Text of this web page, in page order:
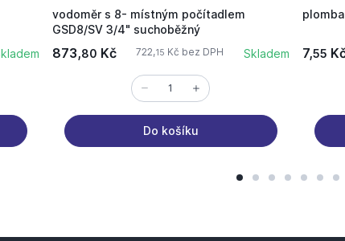
vodoměr s 8- místným počítadlem
GSD8/SV 3/4" suchoběžný
873,80 Kč 722,15 Kč bez DPH Skladem
Do košíku
7,55